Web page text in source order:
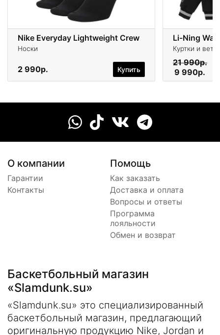
Nike Everyday Lightweight Crew
Носки
2 990р. Купить
Li-Ning
Куртки и
21 990р.
9 990р.
О компании
Гарантии
Контакты
Помощь
Как заказать
Доставка и оплата
Вопросы и ответы
Программа
лояльности
Обмен и возврат
Баскетбольный магазин
«Slamdunk.su»
«Slamdunk.su» это специализированный
баскетбольный магазин, предлагающий
оригинальную продукцию Nike, Jordan и